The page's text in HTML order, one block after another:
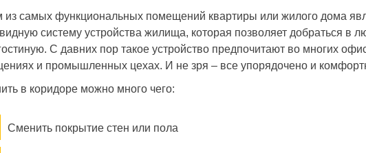
самых функциональных помещений квартиры или жилого дома
систему устройства жилища, которая позволяет добраться в
С давних пор такое устройство предпочитают во многих
и промышленных цехах. И не зря – все упорядочено и
в коридоре можно много чего:
Сменить покрытие стен или пола